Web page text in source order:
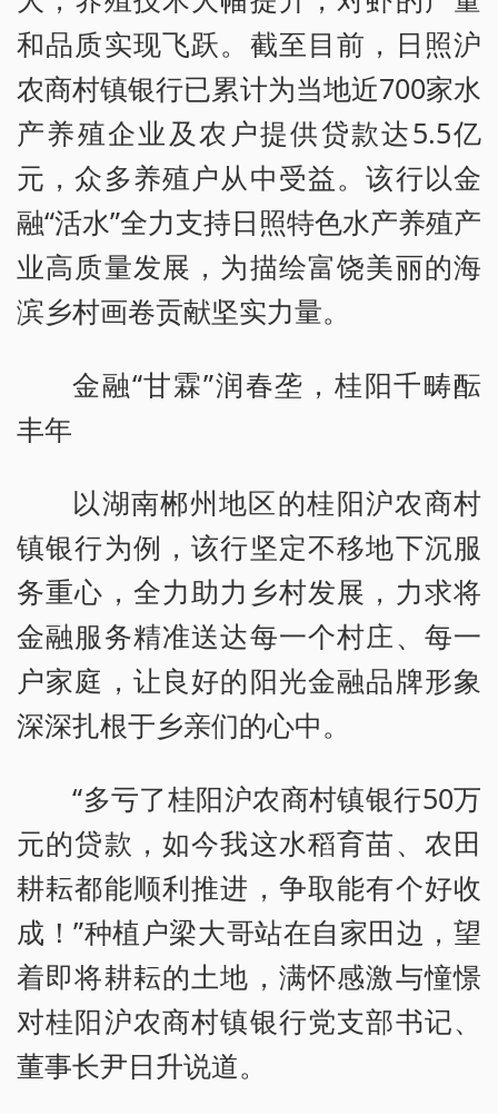
和品质实现飞跃。截至目前，日照沪
农商村镇银行已累计为当地近700家水
产养殖企业及农户提供贷款达5.5亿
元，众多养殖户从中受益。该行以金
融“活水”全力支持日照特色水产养殖产
业高质量发展，为描绘富饶美丽的海
滨乡村画卷贡献坚实力量。
金融“甘霖”润春垄，桂阳千畴酝
丰年
以湖南郴州地区的桂阳沪农商村
镇银行为例，该行坚定不移地下沉服
务重心，全力助力乡村发展，力求将
金融服务精准送达每一个村庄、每一
户家庭，让良好的阳光金融品牌形象
深深扎根于乡亲们的心中。
“多亏了桂阳沪农商村镇银行50万
元的贷款，如今我这水稻育苗、农田
耕耘都能顺利推进，争取能有个好收
成！”种植户梁大哥站在自家田边，望
着即将耕耘的土地，满怀感激与憧憬
对桂阳沪农商村镇银行党支部书记、
董事长尹日升说道。